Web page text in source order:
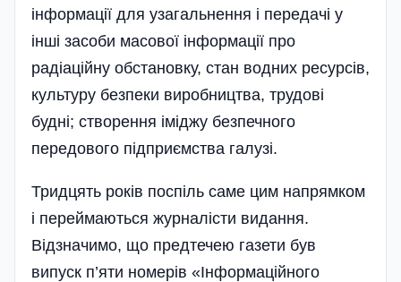
інформації для узагальнення і передачі у
інші засоби масової інформації про
радіаційну обста­новку, стан водних ресурсів,
культуру безпеки виробництва, трудові
будні; створення іміджу безпечного
передового підприємства галузі.
Тридцять років поспіль саме цим напрямком
і переймаються журналісти видання.
Відзначимо, що предтечею газети був
випуск п’яти номерів «Інформаційного